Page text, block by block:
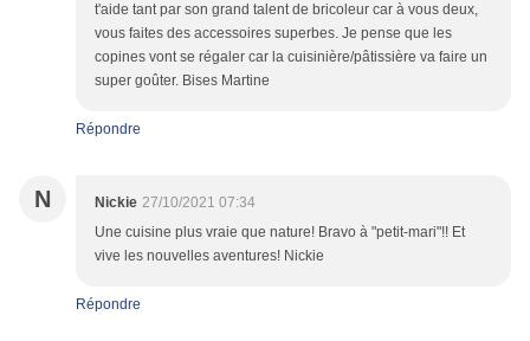
t'aide tant par son grand talent de bricoleur car à vous deux,
vous faites des accessoires superbes. Je pense que les
copines vont se régaler car la cuisinière/pâtissière va faire un
super goûter. Bises Martine
Répondre
N Nickie 27/10/2021 07:34
Une cuisine plus vraie que nature! Bravo à "petit-mari"!! Et
vive les nouvelles aventures! Nickie
Répondre